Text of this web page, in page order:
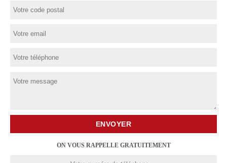
ON VOUS RAPPELLE GRATUITEMENT